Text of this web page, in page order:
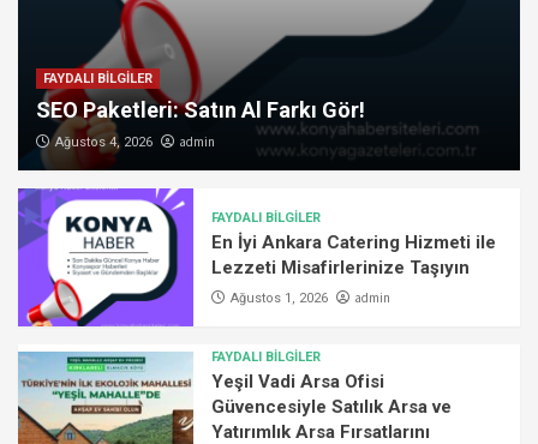
FAYDALI BİLGİLER
SEO Paketleri: Satın Al Farkı Gör!
Ağustos 4, 2026 admin
FAYDALI BİLGİLER
En İyi Ankara Catering Hizmeti ile
Lezzeti Misafirlerinize Taşıyın
Ağustos 1, 2026 admin
FAYDALI BİLGİLER
Yeşil Vadi Arsa Ofisi
Güvencesiyle Satılık Arsa ve
Yatırımlık Arsa Fırsatlarını